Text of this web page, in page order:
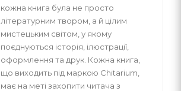
кожна книга була не просто
літературним твором, а й цілим
мистецьким світом, у якому
поєднуються історія, ілюстрації,
оформлення та друк. Кожна книга,
що виходить під маркою Chitarium,
має на меті захопити читача з